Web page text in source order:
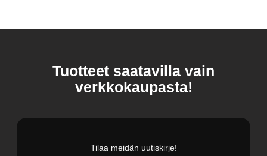
Tuotteet saatavilla vain
verkkokaupasta!
Tilaa meidän uutiskirje!